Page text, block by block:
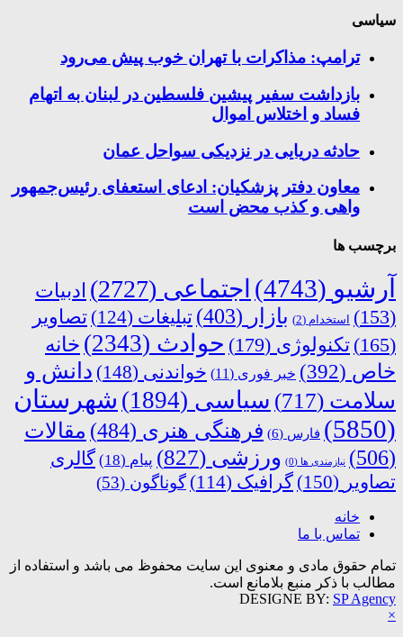
سیاسی
ترامپ: مذاکرات با تهران خوب پیش می‌رود
بازداشت سفیر پیشین فلسطین در لبنان به اتهام
فساد و اختلاس اموال
حادثه دریایی در نزدیکی سواحل عمان
معاون دفتر پزشکیان: ادعای استعفای رئیس‌جمهور
واهی و کذب محض است
برچسب ها
آرشیو (4743) اجتماعی (2727)
ادبیات
(153)
استخدام (2) بازار (403) تبلیغات (124)
تصاویر
(165)
تکنولوژی (179) حوادث (2343)
خانه
خاص (392) خبر فوری (11) خواندنی (148)
دانش و
سلامت (717) سیاسی (1894)
شهرستان
(5850)
فارس (6) فرهنگی هنری (484)
مقالات
(506)
نیازمندی ها (0) ورزشی (827) پیام (18)
گالری
تصاویر (150) گرافیک (114) گوناگون (53)
خانه
تماس با ما
تمام حقوق مادی و معنوی این سایت محفوظ می باشد و استفاده از
مطالب با ذکر منبع بلامانع است.
DESIGNE BY: SP Agency
×